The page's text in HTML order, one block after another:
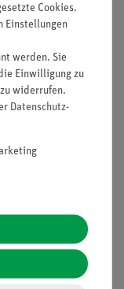
P8012300
von Stärke in
Cookies.
Einstellungen
werden. Sie
Einwilligung zu
widerrufen.
Daten­schutz­